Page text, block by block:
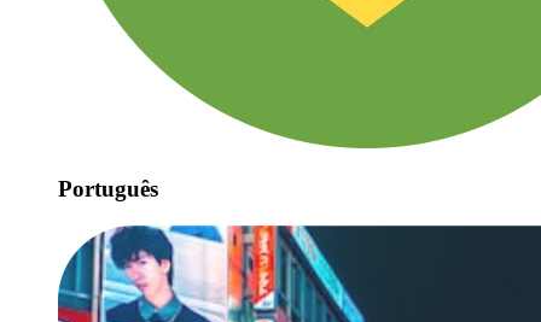
Português